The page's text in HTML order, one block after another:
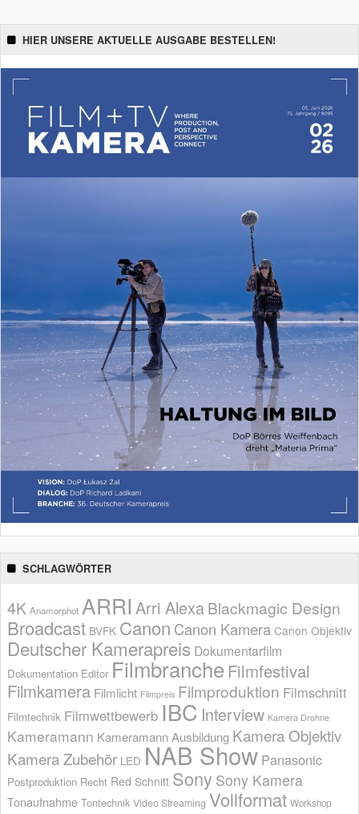
HIER UNSERE AKTUELLE AUSGABE BESTELLEN!
SCHLAGWÖRTER
4K Anamorphot ARRI Arri AlexaBlackmagic Design
Broadcast BVFK Canon Canon Kamera Canon Objektiv
Deutscher Kamerapreis Dokumentarfilm
Dokumentation Editor Filmbranche Filmfestival
Filmkamera Filmlicht Filmpreis Filmproduktion Filmschnitt
Filmtechnik Filmwettbewerb IBC Interview Kamera Drohne
Kameramann Kameramann Ausbildung Kamera Objektiv
Kamera Zubehör LED NAB Show Panasonic
Postproduktion Recht Red Schnitt Sony Sony Kamera
Tonaufnahme Tontechnik Video Streaming Vollformat Workshop